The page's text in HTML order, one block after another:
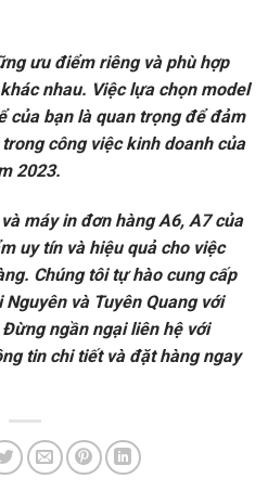
ưu điểm riêng và phù hợp
nhau. Việc lựa chọn model
của bạn là quan trọng để đảm
công việc kinh doanh của
2023.
máy in đơn hàng A6, A7 của
uy tín và hiệu quả cho việc
Chúng tôi tự hào cung cấp
và Tuyên Quang với
ngần ngại liên hệ với
tin chi tiết và đặt hàng ngay